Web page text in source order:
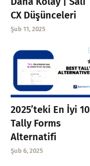
CX Düşünceleri
Şub 11, 2025
2025’teki En İyi 10
Tally Forms
Alternatifi
Şub 6, 2025